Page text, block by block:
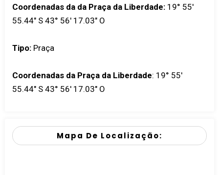
Coordenadas da da Praça da Liberdade: 19° 55'
55.44" S 43° 56' 17.03" O
Tipo: Praça
Coordenadas da Praça da Liberdade: 19° 55'
55.44" S 43° 56' 17.03" O
Mapa De Localização: